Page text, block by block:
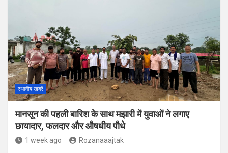
स्थानीय खबरें
मानसून की पहली बारिश के साथ मझारी में युवाओं ने लगाए
छायादार, फलदार और औषधीय पौधे
1 week ago Rozanaaajtak